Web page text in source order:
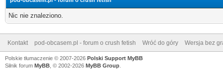
Nic nie znaleziono.
Kontakt pod-obcasem.pl - forum o crush fetish Wróć do góry Wersja bez
Polskie tłumaczenie © 2007-2026 Polski Support MyBB
Silnik forum MyBB , © 2002-2026 MyBB Group